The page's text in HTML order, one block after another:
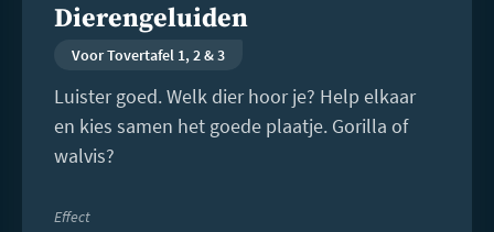
Dierengeluiden
Voor Tovertafel 1, 2 & 3
Luister goed. Welk dier hoor je? Help elkaar
en kies samen het goede plaatje. Gorilla of
walvis?
Effect